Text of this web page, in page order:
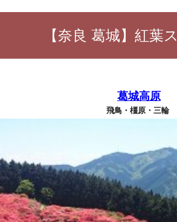
【奈良 葛城】紅葉
葛城高原
飛鳥・橿原・三輪